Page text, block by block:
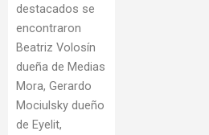
destacados se
encontraron
Beatriz Volosín
dueña de Medias
Mora, Gerardo
Mociulsky dueño
de Eyelit,